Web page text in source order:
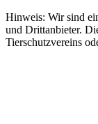
Hinweis: Wir sind
und Drittanbieter.
Tierschutzvereins